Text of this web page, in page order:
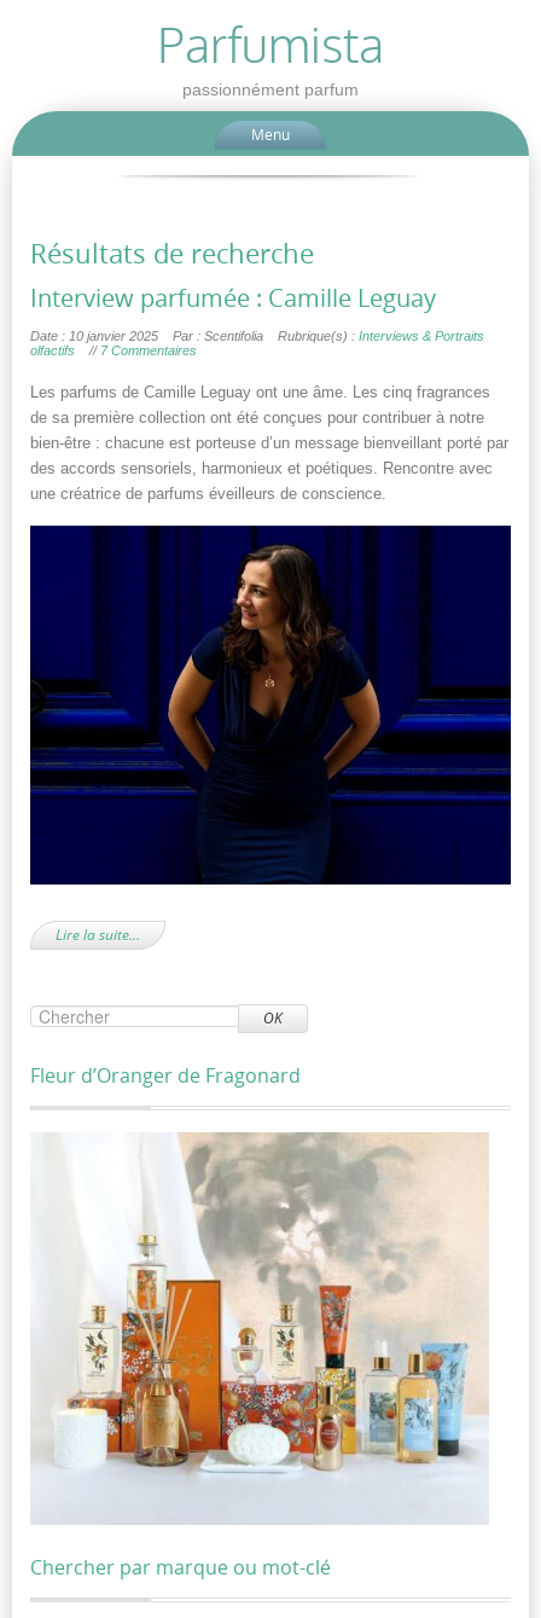
Parfumista
passionnément parfum
Menu
Résultats de recherche
Interview parfumée : Camille Leguay
Date : 10 janvier 2025 Par : Scentifolia Rubrique(s) : Interviews & Portraits
olfactifs
// 7 Commentaires
Les parfums de Camille Leguay ont une âme. Les cinq fragrances
de sa première collection ont été conçues pour contribuer à notre
bien-être : chacune est porteuse d’un message bienveillant porté par
des accords sensoriels, harmonieux et poétiques. Rencontre avec
une créatrice de parfums éveilleurs de conscience.
Lire la suite…
OK
Fleur d’Oranger de Fragonard
Chercher par marque ou mot-clé